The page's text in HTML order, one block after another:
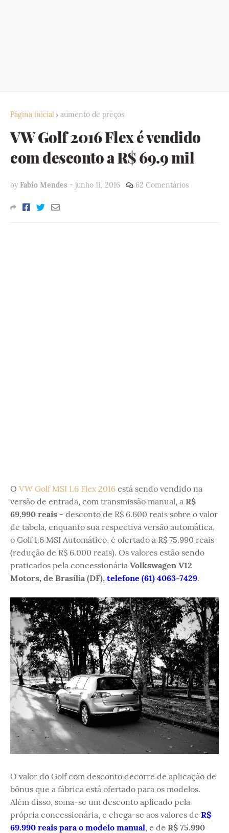
Página inicial aumento de preços
VW Golf 2016 Flex é vendido
com desconto a R$ 69.9 mil
by Fabio Mendes - junho 11, 2016 62 Comentários
O VW Golf MSI 1.6 Flex 2016 está sendo vendido na
versão de entrada, com transmissão manual, a R$
69.990 reais - desconto de R$ 6.600 reais sobre o valor
de tabela, enquanto sua respectiva versão automática,
o Golf 1.6 MSI Automático, é ofertado a R$ 75.990 reais
(redução de R$ 6.000 reais). Os valores estão sendo
praticados pela concessionária Volkswagen V12
Motors, de Brasília (DF), telefone (61) 4063-7429.
O valor do Golf com desconto decorre de aplicação de
bônus que a fábrica está ofertado para os modelos.
Além disso, soma-se um desconto aplicado pela
própria concessionária, e chega-se aos valores de R$
69.990 reais para o modelo manual, e de R$ 75.990